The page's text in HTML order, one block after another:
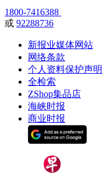
1800-7416388
或 92288736
新报业媒体网站
网络条款
个人资料保护声明
全检索
ZShop集品店
海峡时报
商业时报